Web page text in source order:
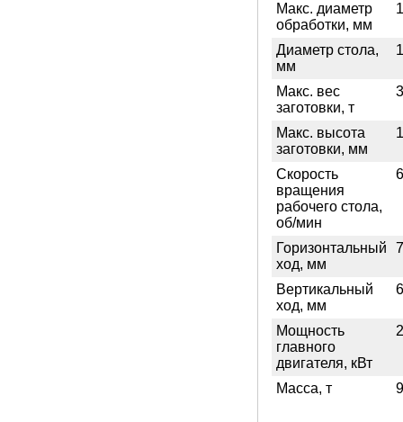
Макс. диаметр
обработки, мм
Диаметр стола,
мм
Макс. вес
заготовки, т
Макс. высота
заготовки, мм
Скорость
вращения
рабочего стола,
об/мин
Горизонтальный
ход, мм
Вертикальный
ход, мм
Мощность
главного
двигателя, кВт
Масса, т 9